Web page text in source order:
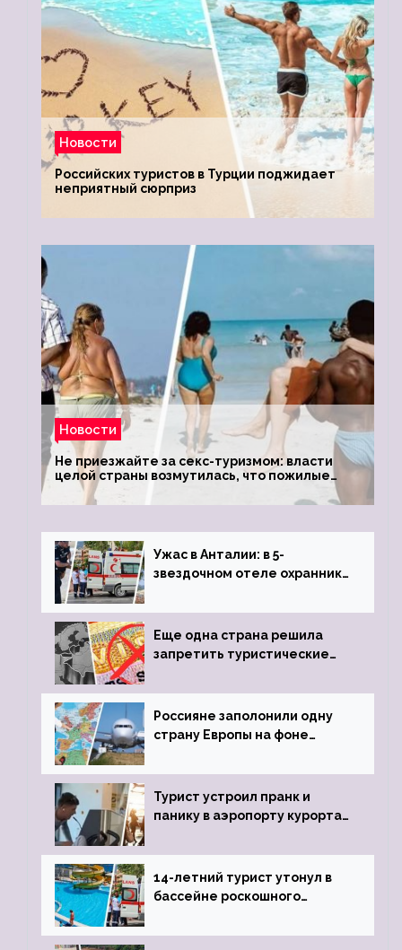
Новости
Российских туристов в Турции поджидает
неприятный сюрприз
Новости
Не приезжайте за секс-туризмом: власти
целой страны возмутилась, что пожилые
туристки массово едут к ним, чтобы
обзавестись молодыми любовниками
Ужас в Анталии: в 5-
звездочном отеле охранник
пистолета
Еще одна страна решила
запретить туристические
Россияне заполонили одну
страну Европы на фоне
виз
Турист устроил пранк и
панику в аэропорту курорта,
задержке рейса
14-летний турист утонул в
бассейне роскошного